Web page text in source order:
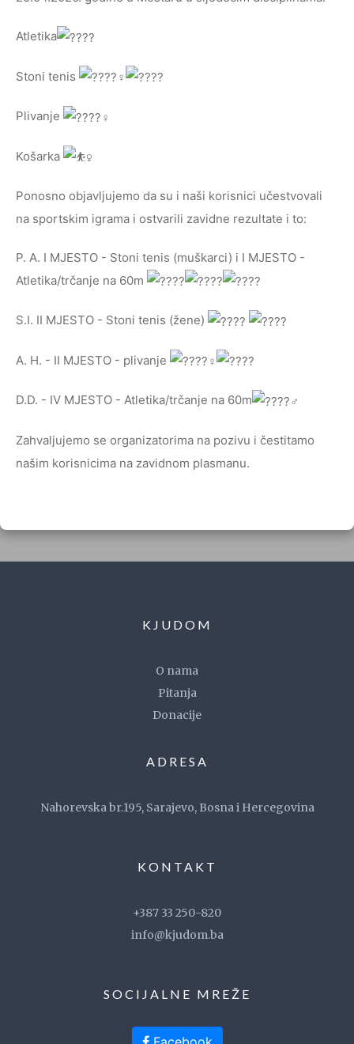
Atletika
Stoni tenis
Plivanje
Košarka
Ponosno objavljujemo da su i naši korisnici učestvovali
na sportskim igrama i ostvarili zavidne rezultate i to:
P. A. I MJESTO - Stoni tenis (muškarci) i I MJESTO -
Atletika/trčanje na 60m
S.I. II MJESTO - Stoni tenis (žene)
A. H. - II MJESTO - plivanje
D.D. - IV MJESTO - Atletika/trčanje na 60m
Zahvaljujemo se organizatorima na pozivu i čestitamo
našim korisnicima na zavidnom plasmanu.
KJUDOM
O nama
Pitanja
Donacije
ADRESA
Nahorevska br.195, Sarajevo, Bosna i Hercegovina
KONTAKT
+387 33 250-820
info@kjudom.ba
SOCIJALNE MREŽE